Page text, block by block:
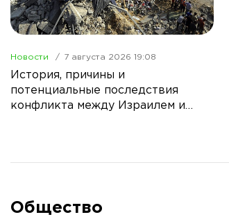
Новости 7 августа 2026 19:08
История, причины и
потенциальные последствия
конфликта между Израилем и
Общество